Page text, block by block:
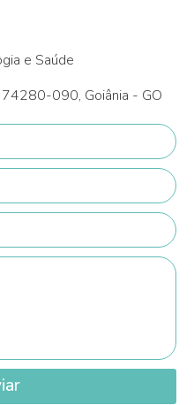
e Saúde
090, Goiânia - GO